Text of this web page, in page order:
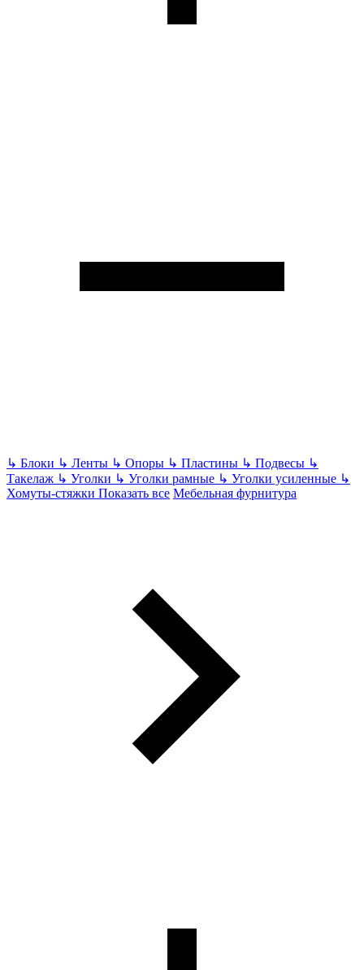
↳ Блоки ↳ Ленты ↳ Опоры ↳ Пластины ↳ Подвесы ↳
Такелаж ↳ Уголки ↳ Уголки рамные ↳ Уголки усиленные ↳
Хомуты-стяжки Показать все Мебельная фурнитура